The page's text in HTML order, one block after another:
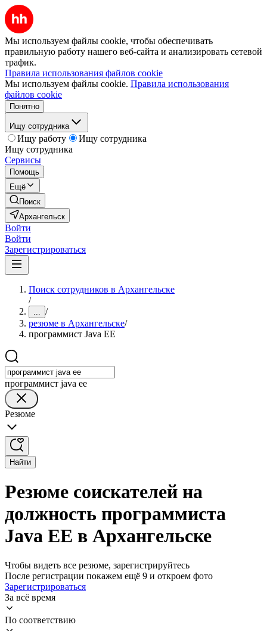
Мы используем файлы cookie, чтобы обеспечивать
правильную работу нашего веб-сайта и анализировать сетевой
трафик.
Правила использования файлов cookie
Мы используем файлы cookie. Правила использования
файлов cookie
Понятно
Ищу сотрудника
Ищу работу
Ищу сотрудника
Ищу сотрудника
Сервисы
Помощь
Ещё
Поиск
Архангельск
Войти
Войти
Зарегистрироваться
Поиск сотрудников в Архангельске
/
... /
резюме в Архангельске/
программист Java EE
программист java ee
Резюме
Найти
Резюме соискателей на
должность программиста
Java EE в Архангельске
Чтобы видеть все резюме, зарегистрируйтесь
После регистрации покажем ещё 9 и откроем фото
Зарегистрироваться
За всё время
По соответствию